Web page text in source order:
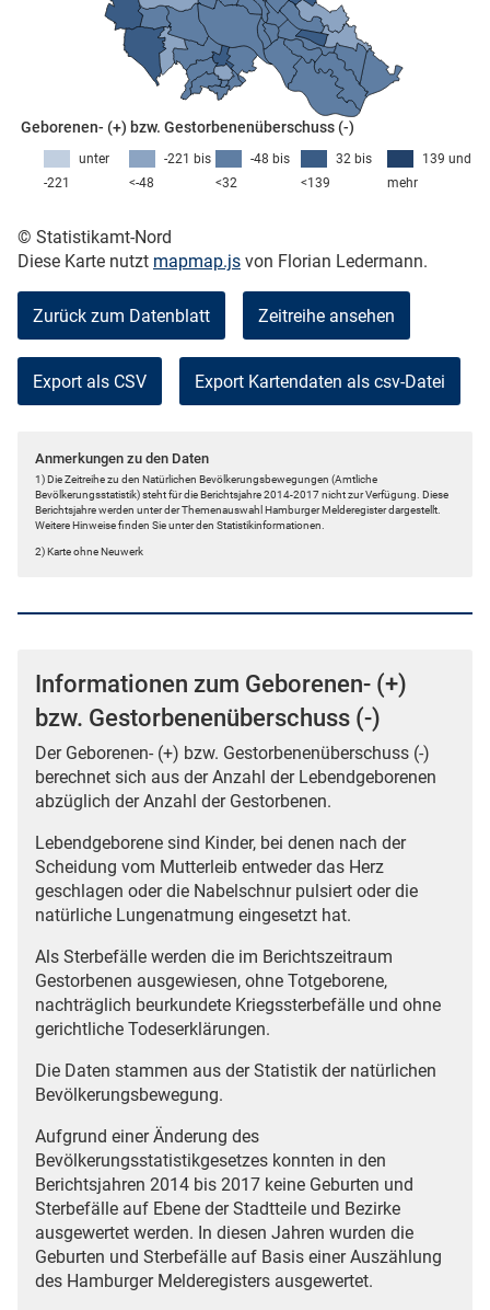
Geborenen- (+) bzw. Gestorbenenüberschuss (-)
139 und
mehr
32 bis
<139
-48 bis
<32
-221 bis
<-48
unter
-221
© Statistikamt-Nord
Diese Karte nutzt mapmap.js von Florian Ledermann.
Zurück zum Datenblatt Zeitreihe ansehen
Export als CSV
Anmerkungen zu den Daten
1) Die Zeitreihe zu den Natürlichen Bevölkerungsbewegungen (Amtliche
Bevölkerungsstatistik) steht für die Berichtsjahre 2014-2017 nicht zur Verfügung. Diese
Berichtsjahre werden unter der Themenauswahl Hamburger Melderegister dargestellt.
Weitere Hinweise finden Sie unter den Statistikinformationen.
2) Karte ohne Neuwerk
Informationen zum Geborenen- (+)
bzw. Gestorbenenüberschuss (-)
Der Geborenen- (+) bzw. Gestorbenenüberschuss (-)
berechnet sich aus der Anzahl der Lebendgeborenen
abzüglich der Anzahl der Gestorbenen.
Lebendgeborene sind Kinder, bei denen nach der
Scheidung vom Mutterleib entweder das Herz
geschlagen oder die Nabelschnur pulsiert oder die
natürliche Lungenatmung eingesetzt hat.
Als Sterbefälle werden die im Berichtszeitraum
Gestorbenen ausgewiesen, ohne Totgeborene,
nachträglich beurkundete Kriegssterbefälle und ohne
gerichtliche Todeserklärungen.
Die Daten stammen aus der Statistik der natürlichen
Bevölkerungsbewegung.
Aufgrund einer Änderung des
Bevölkerungsstatistikgesetzes konnten in den
Berichtsjahren 2014 bis 2017 keine Geburten und
Sterbefälle auf Ebene der Stadtteile und Bezirke
ausgewertet werden. In diesen Jahren wurden die
Geburten und Sterbefälle auf Basis einer Auszählung
des Hamburger Melderegisters ausgewertet.